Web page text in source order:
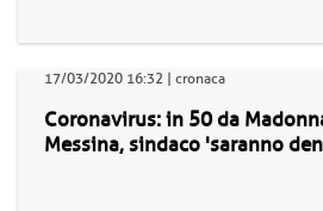
17/03/2020 16:32 | cronaca
Coronavirus: in 50 da
Messina, sindaco 'saranno